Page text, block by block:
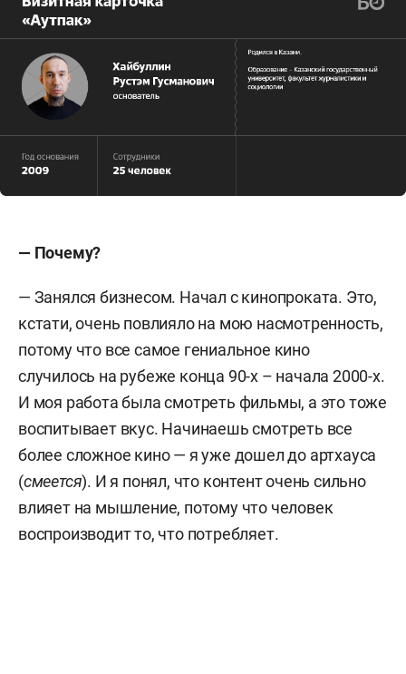
— Почему?
— Занялся бизнесом. Начал с кинопроката. Это,
кстати, очень повлияло на мою насмотренность,
потому что все самое гениальное кино
случилось на рубеже конца 90-х – начала 2000-х.
И моя работа была смотреть фильмы, а это тоже
воспитывает вкус. Начинаешь смотреть все
более сложное кино — я уже дошел до артхауса
(смеется). И я понял, что контент очень сильно
влияет на мышление, потому что человек
воспроизводит то, что потребляет.